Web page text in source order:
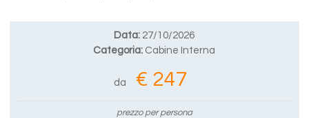
Data: 27/10/2026
Categoria: Cabine Interna
da € 247
prezzo per persona